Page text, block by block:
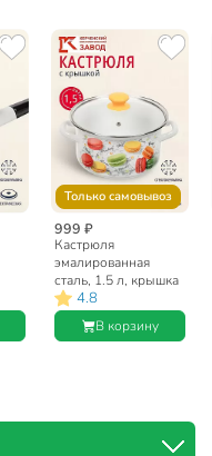
Только самовывоз
999 ₽
Кастрюля
эмалированная
сталь, 1.5 л, крышка
стекло,
цилиндрическая,
Керченский
4.8
В корзину